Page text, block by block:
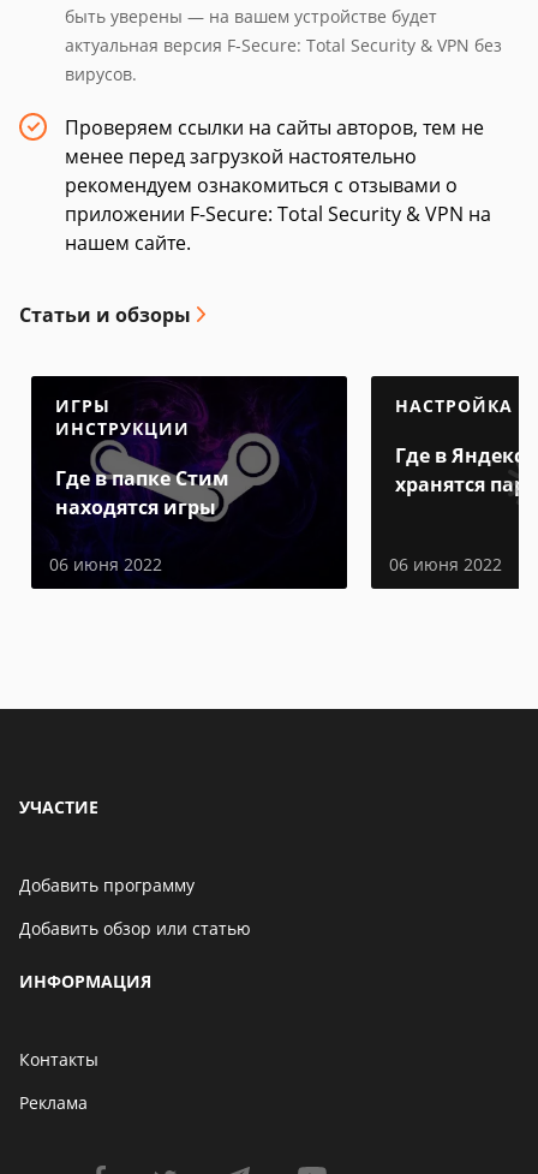
быть уверены — на вашем устройстве будет
актуальная версия F-Secure: Total Security & VPN без
вирусов.
Проверяем ссылки на сайты авторов, тем не
менее перед загрузкой настоятельно
рекомендуем ознакомиться с отзывами о
приложении F-Secure: Total Security & VPN на
нашем сайте.
Статьи и обзоры
ИГРЫ
ИНСТРУКЦИИ
Где в папке Стим
находятся игры
06 июня 2022
НАСТРОЙКА
Где в Яндекс
хранятся
06 июня 2022
УЧАСТИЕ
Добавить программу
Добавить обзор или статью
ИНФОРМАЦИЯ
Контакты
Реклама